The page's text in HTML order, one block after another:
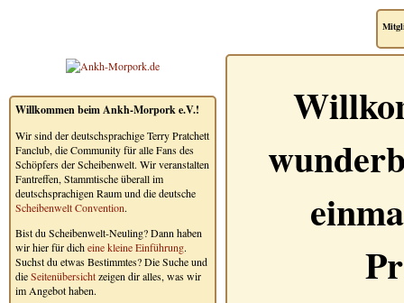
Willkommen beim Ankh-Morpork e.V.!
Wir sind der deutschsprachige Terry Pratchett
Fanclub, die Community für alle Fans des
Schöpfers der Scheibenwelt. Wir veranstalten
Fantreffen, Stammtische überall im
deutschsprachigen Raum und die deutsche
Scheibenwelt Convention.
Bist du Scheibenwelt-Neuling? Dann haben
wir hier für dicheine kleine Einführung.
Suchst du etwas Bestimmtes? Die Suche und
dieSeitenübersichtzeigen dir alles, was wir
im Angebot haben.